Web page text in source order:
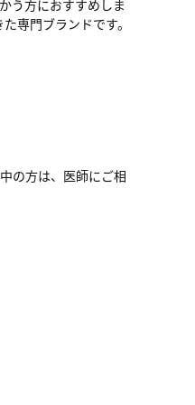
う方におすすめしま
専門ブランドです。
の方は、医師にご相